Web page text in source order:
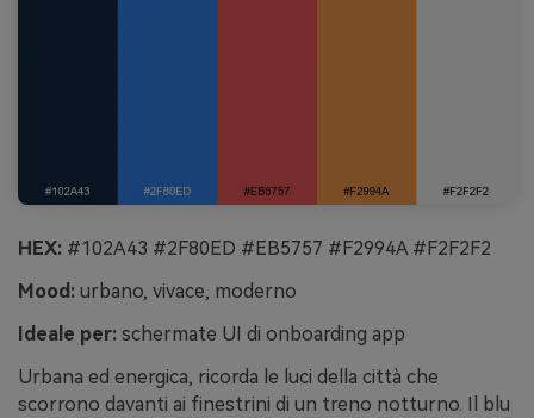
HEX: #102A43 #2F80ED #EB5757 #F2994A #F2F2F2
Mood: urbano, vivace, moderno
Ideale per: schermate UI di onboarding app
Urbana ed energica, ricorda le luci della città che
scorrono davanti ai finestrini di un treno notturno. Il blu